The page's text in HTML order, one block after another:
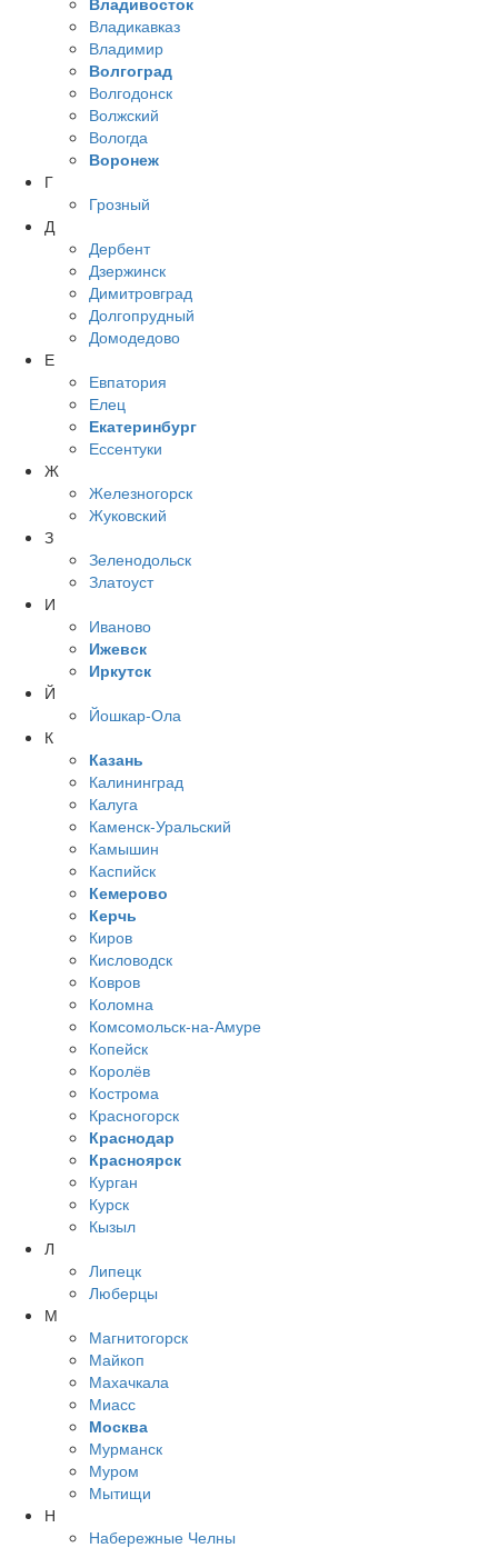
Владикавказ
Владимир
Волгоград
Волгодонск
Волжский
Вологда
Воронеж
Г
Грозный
Д
Дербент
Дзержинск
Димитровград
Долгопрудный
Домодедово
Е
Евпатория
Елец
Екатеринбург
Ессентуки
Ж
Железногорск
Жуковский
З
Зеленодольск
Златоуст
И
Иваново
Ижевск
Иркутск
Й
Йошкар-Ола
К
Казань
Калининград
Калуга
Каменск-Уральский
Камышин
Каспийск
Кемерово
Керчь
Киров
Кисловодск
Ковров
Коломна
Комсомольск-на-Амуре
Копейск
Королёв
Кострома
Красногорск
Краснодар
Красноярск
Курган
Курск
Кызыл
Л
Липецк
Люберцы
М
Магнитогорск
Майкоп
Махачкала
Миасс
Москва
Мурманск
Муром
Мытищи
Н
Набережные Челны